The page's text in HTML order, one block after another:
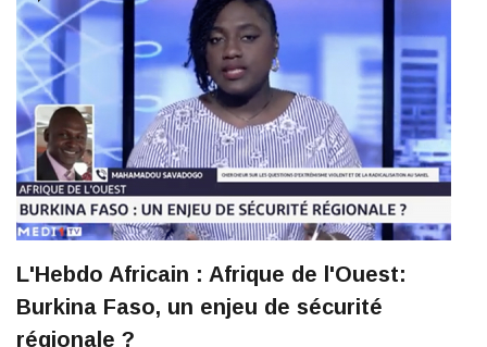
L'Hebdo Africain : Afrique de l'Ouest:
Burkina Faso, un enjeu de sécurité
régionale ?